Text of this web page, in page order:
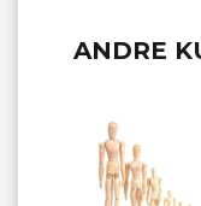
ANDRE